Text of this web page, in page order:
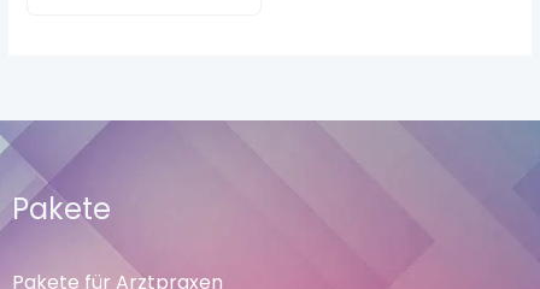
Pakete
Pakete für Arztpraxen